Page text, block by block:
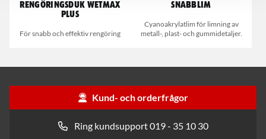
Rengöringsduk Wetmax
Plus
För snabb och effektiv rengöring
Snabblim
Cyanoakrylatlim för limning av
metall-, plast- och gummidetaljer.
Kund- och orderfrågor
Ring kundsupport 019 - 35 10 30